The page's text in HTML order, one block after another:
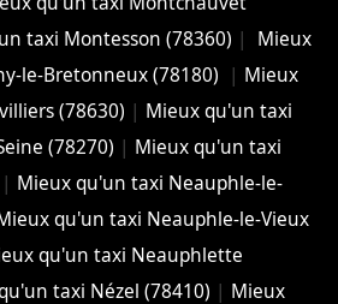
taxi Montesson (78360) |
Mieux
le-Bretonneux (78180)
| Mieux
(78630) | Mieux qu'un taxi
(78270) | Mieux qu'un taxi
| Mieux qu'un taxi Neauphle-le-
qu'un taxi Neauphle-le-Vieux
qu'un taxi Neauphlette
taxi Nézel (78410) | Mieux